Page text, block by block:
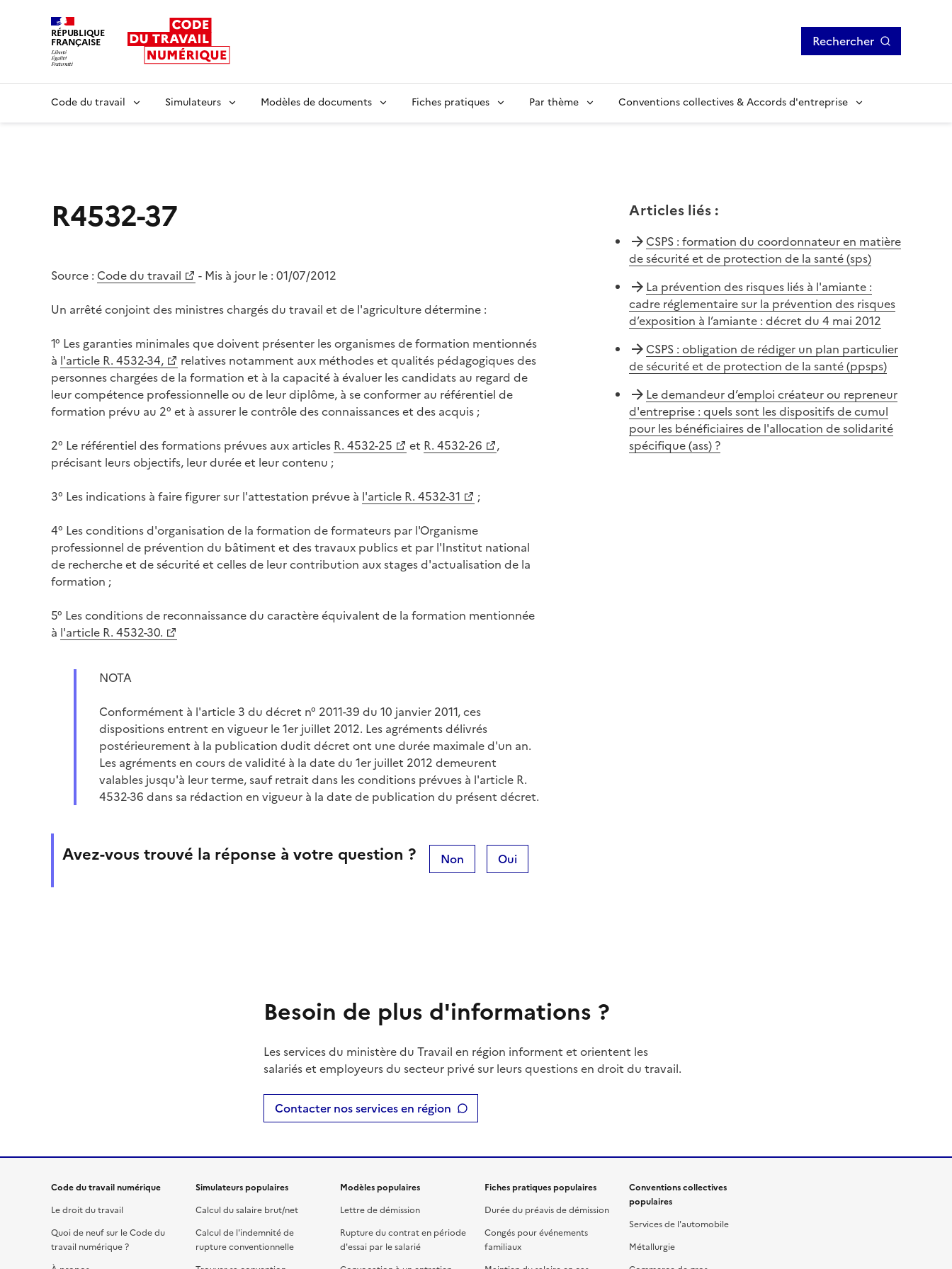
RÉPUBLIQUE
FRANÇAISE Rechercher
Code du travail Simulateurs Modèles de documents Fiches pratiques Par thème Conventions collectives & Accords d'entreprise
R4532-37
Source : Code du travail - Mis à jour le : 01/07/2012
Un arrêté conjoint des ministres chargés du travail et de l'agriculture détermine :
1° Les garanties minimales que doivent présenter les organismes de formation mentionnés
à l'article R. 4532-34,
relatives notamment aux méthodes et qualités pédagogiques des
personnes chargées de la formation et à la capacité à évaluer les candidats au regard de
leur compétence professionnelle ou de leur diplôme, à se conformer au référentiel de
formation prévu au 2° et à assurer le contrôle des connaissances et des acquis ;
2° Le référentiel des formations prévues aux articles R. 4532-25 et R. 4532-26
,
précisant leurs objectifs, leur durée et leur contenu ;
3° Les indications à faire figurer sur l'attestation prévue à l'article R. 4532-31
;
4° Les conditions d'organisation de la formation de formateurs par l'Organisme
professionnel de prévention du bâtiment et des travaux publics et par l'Institut national
de recherche et de sécurité et celles de leur contribution aux stages d'actualisation de la
formation ;
5° Les conditions de reconnaissance du caractère équivalent de la formation mentionnée
à l'article R. 4532-30.
NOTA
Conformément à l'article 3 du décret n° 2011-39 du 10 janvier 2011, ces
dispositions entrent en vigueur le 1er juillet 2012. Les agréments délivrés
postérieurement à la publication dudit décret ont une durée maximale d'un an.
Les agréments en cours de validité à la date du 1er juillet 2012 demeurent
valables jusqu'à leur terme, sauf retrait dans les conditions prévues à l'article R.
4532-36 dans sa rédaction en vigueur à la date de publication du présent décret.
Avez-vous trouvé la réponse à votre question ? Non Oui
Articles liés:
CSPS : formation du coordonnateur en matière
de sécurité et de protection de la santé (sps)
La prévention des risques liés à l'amiante :
cadre réglementaire sur la prévention des risques
d’exposition à l’amiante : décret du 4 mai 2012
CSPS : obligation de rédiger un plan particulier
de sécurité et de protection de la santé (ppsps)
Le demandeur d’emploi créateur ou repreneur
d'entreprise : quels sont les dispositifs de cumul
pour les bénéficiaires de l'allocation de solidarité
spécifique (ass) ?
Besoin de plus d'informations ?
Les services du ministère du Travail en région informent et orientent les
salariés et employeurs du secteur privé sur leurs questions en droit du travail.
Contacter nos services en région
Code du travail numérique
Le droit du travail
Quoi de neuf sur le Code du
travail numérique ?
Simulateurs populaires
Calcul du salaire brut/net
Calcul de l'indemnité de
rupture conventionnelle
Modèles populaires
Lettre de démission
Rupture du contrat en période
d'essai par le salarié
Fiches pratiques populaires
Durée du préavis de démission
Congés pour événements
familiaux
Conventions collectives
populaires
Services de l'automobile
Métallurgie